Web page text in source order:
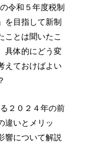
令和５年度税制
」を目指して新制
ことは聞いたこ
具体的にどう変
えておけばよい
２０２４年の前
違いとメリッ
響について解説